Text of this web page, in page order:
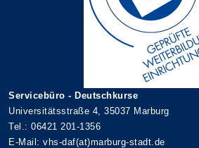
Servicebüro - Deutschkurse
Universitätsstraße 4, 35037 Marburg
Tel.: 06421 201-1356
E-Mail: vhs-daf(at)marburg-stadt.de